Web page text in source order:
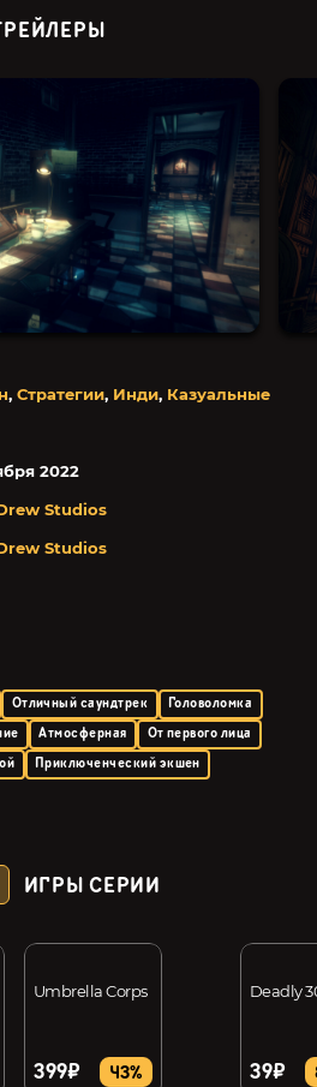
, Стратегии, Инди, Казуальные
2022
Studios
Studios
Отличный саундтрек
Головоломка
Атмосферная
От первого лица
Приключенческий экшен
ИГРЫ СЕРИИ
Umbrella Corps
399₽ 43%
Deadly
39₽